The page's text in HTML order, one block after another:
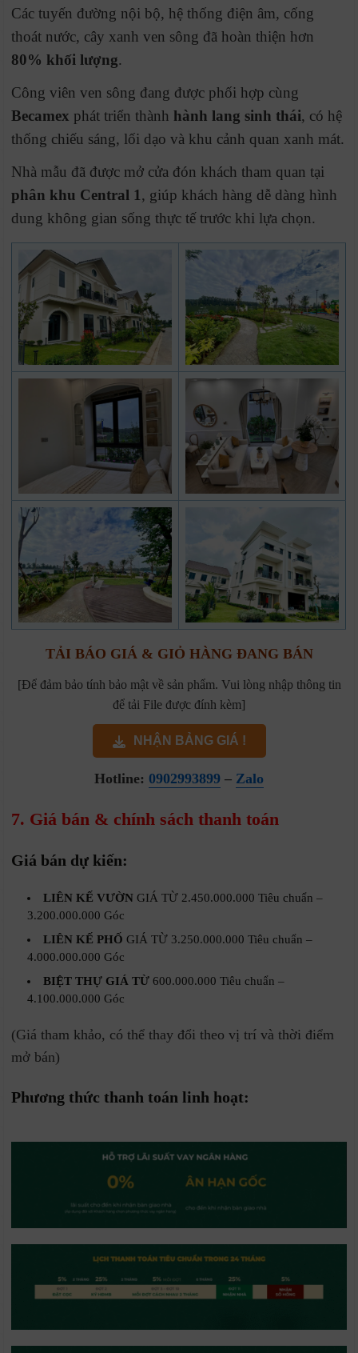
Các tuyến đường nội bộ, hệ thống điện âm, cống
thoát nước, cây xanh ven sông đã hoàn thiện hơn
80% khối lượng.
Công viên ven sông đang được phối hợp cùng
Becamex phát triển thành hành lang sinh thái, có hệ
thống chiếu sáng, lối dạo và khu cảnh quan xanh mát.
Nhà mẫu đã được mở cửa đón khách tham quan tại
phân khu Central 1, giúp khách hàng dễ dàng hình
dung không gian sống thực tế trước khi lựa chọn.
TẢI BÁO GIÁ & GIỎ HÀNG ĐANG BÁN
[Để đảm bảo tính bảo mật về sản phẩm. Vui lòng nhập thông tin
để tải File được đính kèm]
NHẬN BẢNG GIÁ !
Hotline: 0902993899 – Zalo
7. Giá bán & chính sách thanh toán
Giá bán dự kiến:
LIÊN KẾ VƯỜN GIÁ TỪ 2.450.000.000 Tiêu chuẩn –
3.200.000.000 Góc
LIÊN KẾ PHỐ GIÁ TỪ 3.250.000.000 Tiêu chuẩn –
4.000.000.000 Góc
BIỆT THỰ GIÁ TỪ600.000.000 Tiêu chuẩn –
4.100.000.000 Góc
(Giá tham khảo, có thể thay đổi theo vị trí và thời điểm
mở bán)
Phương thức thanh toán linh hoạt: